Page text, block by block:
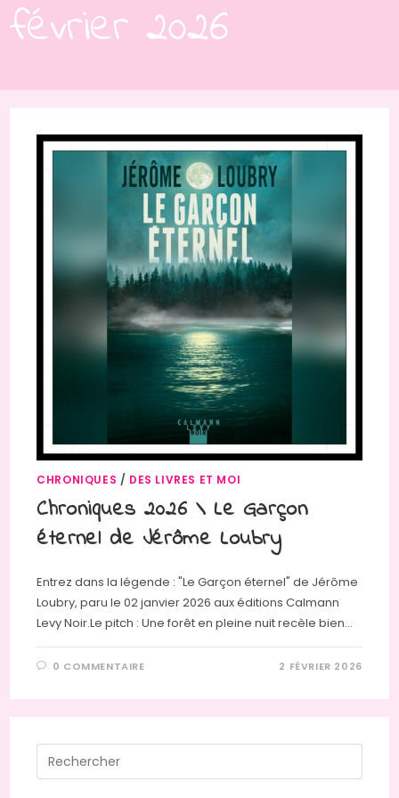
février 2026
CHRONIQUES / DES LIVRES ET MOI
Chroniques 2026 \ Le Garçon
éternel de Jérôme Loubry
Entrez dans la légende : "Le Garçon éternel" de Jérôme
Loubry, paru le 02 janvier 2026 aux éditions Calmann
Levy Noir.Le pitch : Une forêt en pleine nuit recèle bien…
0 COMMENTAIRE 2 FÉVRIER 2026